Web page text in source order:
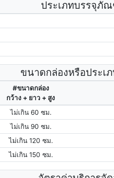
ประเภทบรรจุภัณ
ขนาดกล่องหรือประเ
#ขนาดกล่อง
กว้าง + ยาว + สูง
ไม่เกิน 60 ซม.
ไม่เกิน 90 ซม.
ไม่เกิน 120 ซม.
ไม่เกิน 150 ซม.